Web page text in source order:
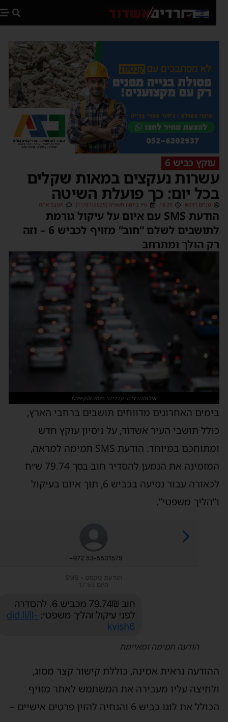
עוקץ כביש 6
נעקצים במאות שקלים
יום: כך פועלת השיטה
מנחם דויטש 18:20 ט״ו בתמוז תשפ״ה (11/07/2025) תגובה אחת
הודעת SMS עם איום על עיקול גורמת
לתושבים לשלם “חוב” מזויף לכביש 6 – וזה
הולך ומתרחב
אילוסטרציה. קרדיט: freepik.com
האחרונים מדווחים תושבים ברחבי הארץ,
תושבי העיר אשדוד, על ניסיון עוקץ חדש
ומתוחכם במיוחד: הודעת SMS תמימה למראה,
המזמינה את הנמען להסדיר חוב בסך 79.74 ש״ח
לכאורה עבור נסיעה בכביש 6, תוך איום בעיקול
משפטי”.
הודעה תמימה ומאיימת
נראית אמינה, כוללת קישור קצר מסוג,
עליו מעבירה את המשתמש לאתר מזויף
הכולל את לוגו כביש 6 והנחיה להזין פרטים אישיים –